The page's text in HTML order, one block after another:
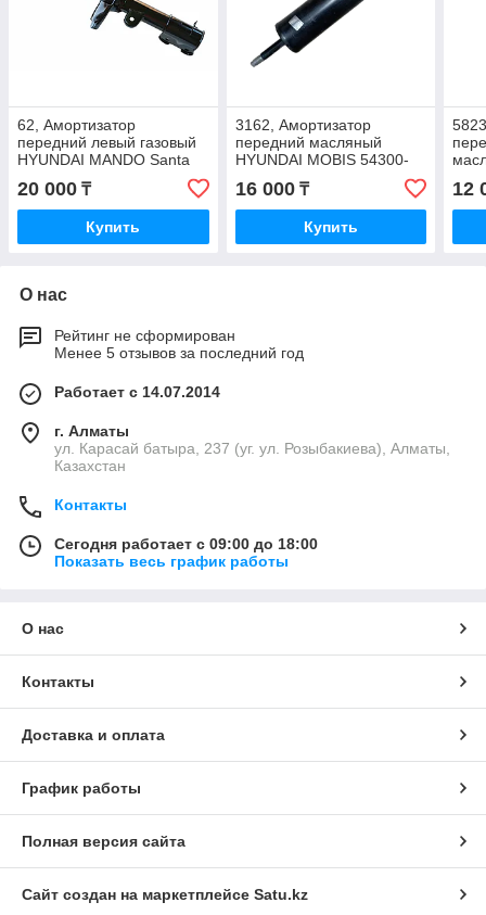
62, Амортизатор
передний левый газовый
HYUNDAI MANDO Santa
Fe 2 (2006-2008) 54650-
2B200
20 000 ₸
Купить
3162, Амортизатор
передний масляный
HYUNDAI MOBIS 54300-
16 000₸
Купить
12
О нас
Рейтинг не сформирован
Менее 5 отзывов за последний год
Работает с 14.07.2014
г. Алматы
ул. Карасай батыра, 237 (уг. ул. Розыбакиева), Алматы,
Казахстан
Контакты
Сегодня работает с 09:00 до 18:00
Показать весь график работы
О нас
Контакты
Доставка и оплата
График работы
Полная версия сайта
Сайт создан на маркетплейсе Satu.kz